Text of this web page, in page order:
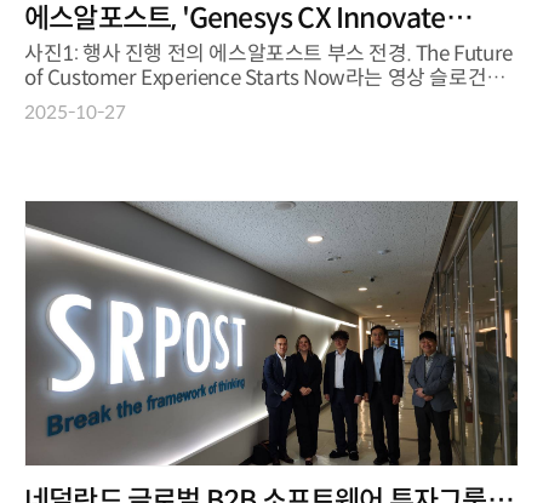
에스알포스트, 'Genesys CX Innovate
2025'서 MIRVO 선봬... 80여 기업 부스 방문
사진1: 행사 진행 전의 에스알포스트 부스 전경. The Future
of Customer Experience Starts Now라는 영상 슬로건과
함께솔루...
2025-10-27